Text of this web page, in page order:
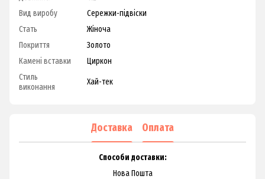
Вид виробу
Сережки-підвіски
Стать
Жіноча
Покриття
Золото
Камені вставки
Циркон
Стиль
виконання
Хай-тек
Доставка Оплата
Способи доставки:
Нова Пошта